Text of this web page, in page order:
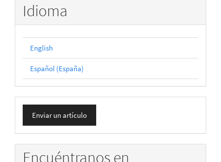
Idioma
English
Español (España)
Enviar
un
artículo
Enviar un artículo
Encuéntranos en